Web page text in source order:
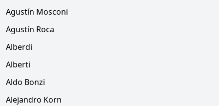
Agustín Mosconi
Agustín Roca
Alberdi
Alberti
Aldo Bonzi
Alejandro Korn